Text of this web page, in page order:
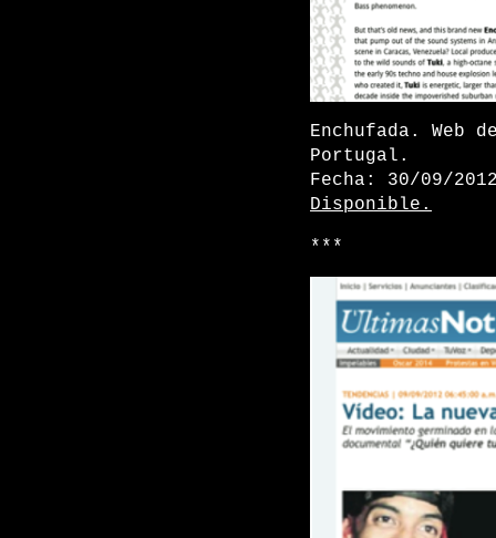
Enchufada.
Portugal.
Fecha: 30/09/
Disponible.
***